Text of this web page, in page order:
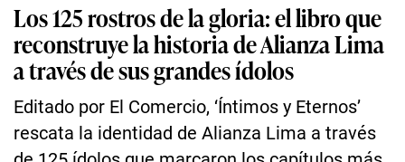
Los 125 rostros de la gloria: el libro que
reconstruye la historia de Alianza Lima
a través de sus grandes ídolos
Editado por El Comercio, ‘Íntimos y Eternos’
rescata la identidad de Alianza Lima a través